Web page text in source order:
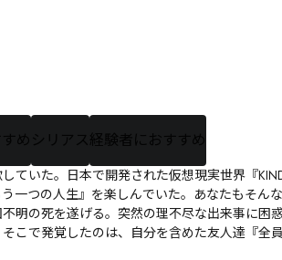
め シリアス経験者におすすめ
ていた。日本で開発された仮想現実世界『
一つの人生』を楽しんでいた。あなたもそん
明の死を遂げる。突然の理不尽な出来事に
こで発覚したのは、自分を含めた友人達『全